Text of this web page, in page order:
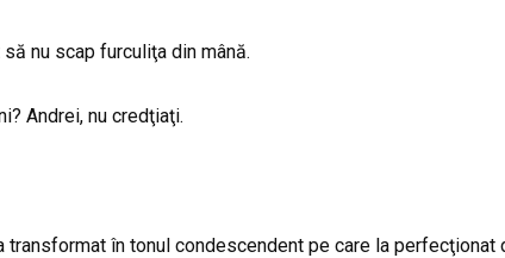
nu scap furculiţa din mână.
Andrei, nu credţiaţi.
transformat în tonul condescendent pe care la perfecţionat